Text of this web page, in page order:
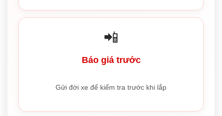
📲
Báo giá trước
Gửi đời xe để kiểm tra trước khi lắp